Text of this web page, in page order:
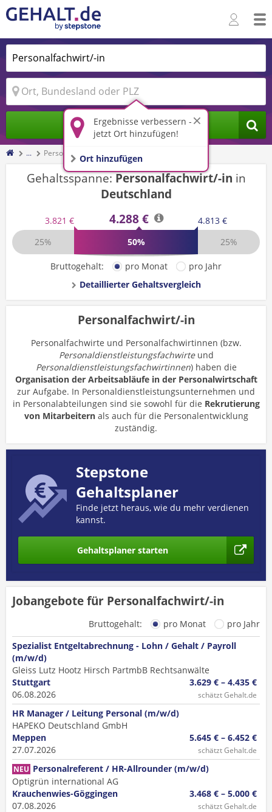
Ergebnisse verbessern -
jetzt Ort hinzufügen!
Ort hinzufügen
Jobs finden
... Personalfachwirt/-in
Gehaltsspanne:Personalfachwirt/-in in
Deutschland
3.821 € 4.288 €
4.813 €
25%
50% 25%
Bruttogehalt: pro Monat
pro Jahr
Detaillierter Gehaltsvergleich
Personalfachwirt/-in
Personalfachwirte und Personalfachwirtinnen (bzw.
Personaldienstleistungsfachwirteund
Personaldienstleistungsfachwirtinnen) haben die
Organisation der Arbeitsabläufe in der Personalwirtschaft
zur Aufgabe. In Personaldienstleistungsunternehmen und
in Personalabteilungen sind sie sowohl für die Rekrutierung
von Mitarbeiternals auch für die Personalentwicklung
zuständig.
Stepstone
Gehaltsplaner
Finde jetzt heraus, wie du mehr verdienen
kannst.
Gehaltsplaner starten
Jobangebote für Personalfachwirt/-in
Bruttogehalt: pro Monat
pro Jahr
Spezialist Entgeltabrechnung - Lohn / Gehalt / Payroll
(m/w/d)
Gleiss Lutz Hootz Hirsch PartmbB Rechtsanwälte
Stuttgart
06.08.2026
3.629 € – 4.435 €
schätzt Gehalt.de
HR Manager / Leitung Personal (m/w/d)
HAPEKO Deutschland GmbH
Meppen
27.07.2026
5.645 € – 6.452 €
schätzt Gehalt.de
NEU Personalreferent / HR-Allrounder (m/w/d)
Optigrün international AG
Krauchenwies-Göggingen
07.08.2026
3.468 € – 5.000 €
schätzt Gehalt.de